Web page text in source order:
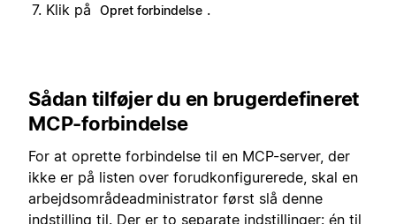
Klik på
Opret forbindelse .
Sådan tilføjer du en brugerdefineret
MCP-forbindelse
For at oprette forbindelse til en MCP-server, der
ikke er på listen over forudkonfigurerede, skal en
arbejdsområdeadministrator først slå denne
indstilling til. Der er to separate indstillinger: én til